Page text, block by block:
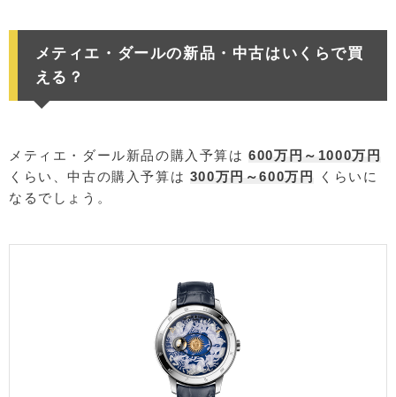
メティエ・ダールの新品・中古はいくらで買
える？
メティエ・ダール新品の購入予算は600万円～1000万円
くらい、中古の購入予算は 300万円～600万円
くらいに
なるでしょう。